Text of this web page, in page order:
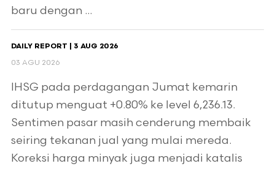
baru dengan ...
DAILY REPORT | 3 AUG 2026
03 AGU 2026
IHSG pada perdagangan Jumat kemarin
ditutup menguat +0.80% ke level 6,236.13.
Sentimen pasar masih cenderung membaik
seiring tekanan jual yang mulai mereda.
Koreksi harga minyak juga menjadi katalis